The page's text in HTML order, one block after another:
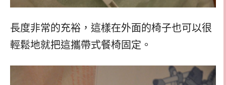
長度非常的充裕，這樣在外面的椅子也可以很
輕鬆地就把這攜帶式餐椅固定。